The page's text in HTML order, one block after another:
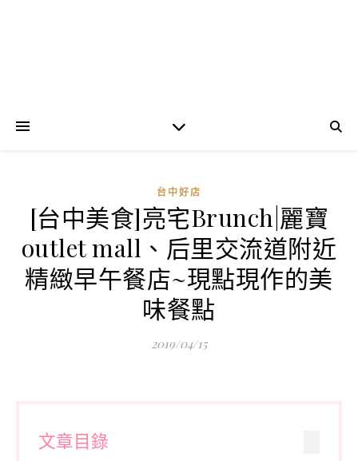
台中好店
[台中美食]亮宅Brunch|麗寶
outlet mall、后里交流道附近
精緻早午餐店~現點現作的美
味餐點
2019/04/15
文章目錄